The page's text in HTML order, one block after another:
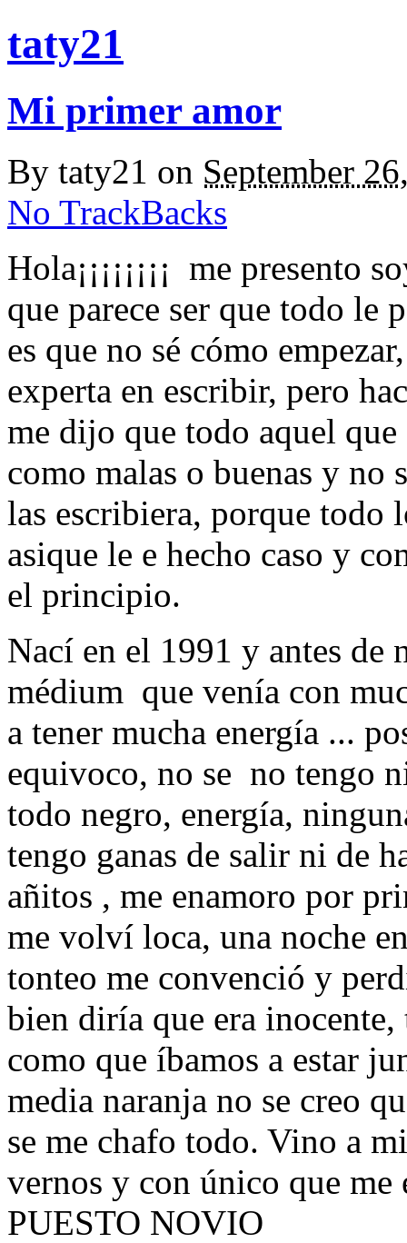
taty21
Mi primer amor
By taty21 on September
No TrackBacks
Hola¡¡¡¡¡¡¡¡ me presento
que parece ser que todo le
es que no sé cómo
experta en escribir, pero
me dijo que todo aquel que
como malas o buenas y no
las escribiera, porque todo
asique le e hecho caso y
el principio.
Nací en el 1991 y antes de
médium que venía con
a tener mucha energía ...
equivoco, no se no tengo
todo negro, energía,
tengo ganas de salir ni de
añitos , me enamoro por
me volví loca, una noche
tonteo me convenció y
bien diría que era inocente,
como que íbamos a estar
media naranja no se creo
se me chafo todo. Vino a
vernos y con único que
PUESTO NOVIO